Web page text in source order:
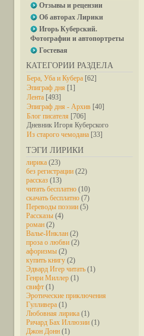
Отзывы и рецензии
Об авторах Лирики
Игорь Куберский.
Фотографии и автопортреты
Гостевая
КАТЕГОРИИ РАЗДЕЛА
Бера, Уба и Кубера [62]
Эпиграф дня [1]
Лента [493]
Эпиграф дня - Архив [40]
Блог писателя [706]
Дневник Игоря Куберского
Из старого чемодана [33]
ТЭГИ ЛИРИКИ
лирика (23)
без регистрации (22)
рассказ (13)
читать бесплатно (10)
скачать бесплатно (7)
Переводы поэзии (5)
Рассказы (4)
роман (2)
Валье-Инклан (2)
проза о любви (2)
афоризмы (2)
купить книгу (2)
Эдвард Игер читать (1)
Генри Миллер (1)
свифт (1)
Эротические приключения
Гулливера (1)
Любовная лирика (1)
Ричард Бах Иллюзии (1)
Джон Донн (1)